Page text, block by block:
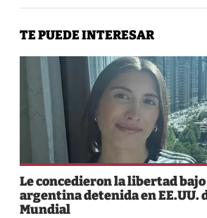
TE PUEDE INTERESAR
Le concedieron la libertad bajo
argentina detenida en EE.UU.
Mundial